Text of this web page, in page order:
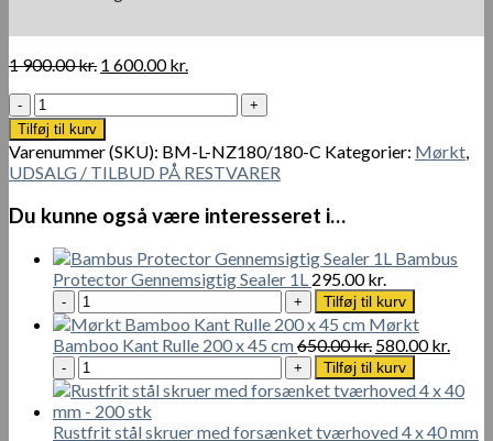
1 900.00kr. Den
var:
1
900.00 kr..
1 600.00kr.
1
600.00 kr..
Sort/Mørkt
Bambus
Hegnrulle
180
x
180
cm
antal
Tilføj til kurv
Varenummer (SKU): BM-L-NZ180/180-C Kategorier: Mørkt,
UDSALG / TILBUD PÅ RESTVARER
Du kunne også være interesseret i…
Bambus
Protector Gennemsigtig Sealer 1L 295.00kr.
Bambus
Protector
Gennemsigtig
Sealer
1L
antal
Tilføj til kurv
Mørkt
Bamboo Kant Rulle 200 x 45 cm650.00kr. Den
oprindelige
pris
650.00 kr..
580.00kr.
pris
Mørkt
Bamboo
Kant
Rulle
Tilføj til kurv
Rustfrit stål skruer med forsænket tværhoved 4 x 40 mm